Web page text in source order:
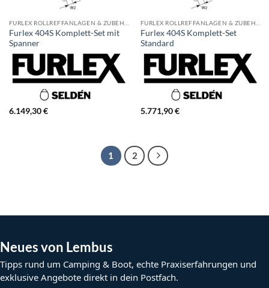
Furlex 404S Komplett-Set mit
Spanner
6.149,30€
Furlex 404S Komplett-Set
Standard
5.771,90€
1 2
Neues von Lembus
Tipps rund um Camping & Boot, echte Praxiserfahrungen und
exklusive Angebote direkt in dein Postfach.